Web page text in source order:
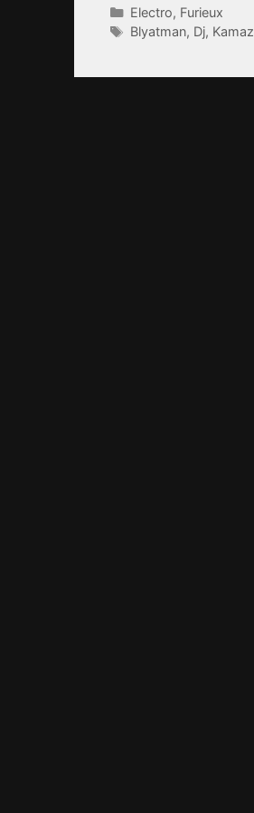
Catégories
Electro, Furieux
Étiquettes
Blyatman, Dj, Kamaz